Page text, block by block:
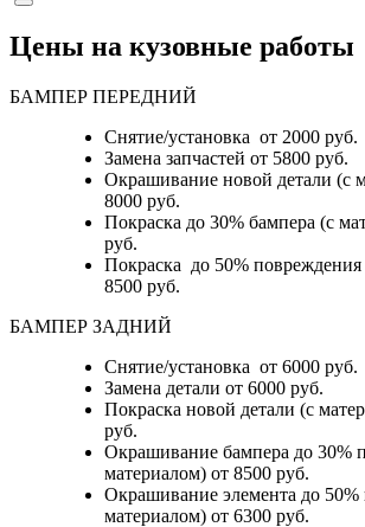
Цены на кузовные работы
БАМПЕР ПЕРЕДНИЙ
Снятие/установка от 2000 руб.
Замена запчастей от 5800 руб.
Окрашивание новой детали (с
8000 руб.
Покраска до 30% бампера (с
руб.
Покраска до 50% повреждения
8500 руб.
БАМПЕР ЗАДНИЙ
Снятие/установка от 6000 руб.
Замена детали от 6000 руб.
Покраска новой детали (с
руб.
Окрашивание бампера до 30%
материалом) от 8500 руб.
Окрашивание элемента до 50%
материалом) от 6300 руб.